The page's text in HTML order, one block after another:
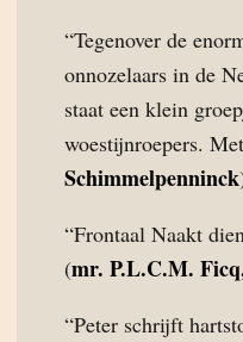
“Tegenover de
onnozelaars in de
staat een klein
woestijnroepers.
Schimmelpenninck
“Frontaal Naakt
(mr. P.L.C.M.
“Peter schrijft